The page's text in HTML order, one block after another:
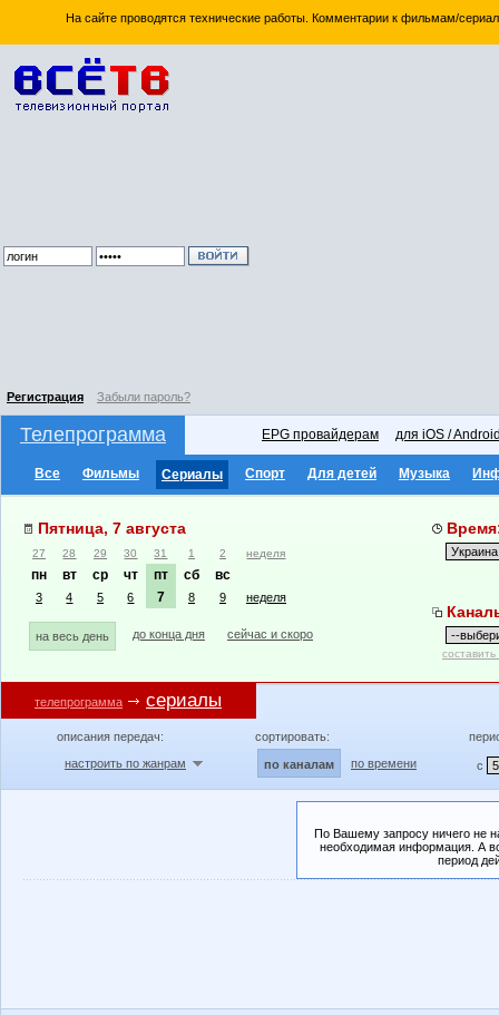
На сайте проводятся технические работы. Комментарии к фильмам/
Регистрация Забыли пароль?
Телепрограмма EPG провайдерам для iOS /
Все Фильмы Сериалы Спорт Для детей Музыка
Пятница, 7 августа
27 28 29 30 31 1 2 неделя
пн вт ср чт пт сб вс
3 4 5 6 7 8 9 неделя
на весь день до конца дня сейчас и скоро
телепрограмма сериалы
описания передач:
настроить по жанрам
сортировать:
по каналам по времени с
По Вашему запросу ничего не
необходимая информация. А
период